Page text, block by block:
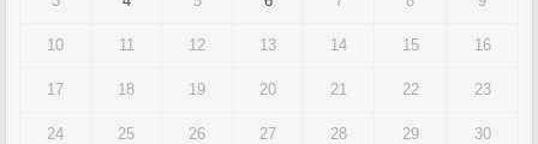
10 11 12 13 14 15 16
17 18 19 20 21 22 23
24 25 26 27 28 29 30